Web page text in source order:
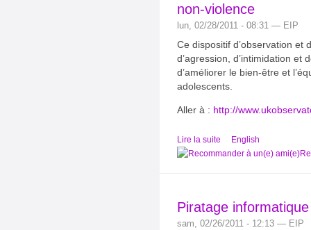
non-violence
lun, 02/28/2011 - 08:31 — EIP
Ce dispositif d’observation et
d’agression, d’intimidation
d’améliorer le bien-être et
adolescents.
Aller à : http://
Lire la suite
English
Piratage informatique
sam, 02/26/2011 - 12:13 — EIP